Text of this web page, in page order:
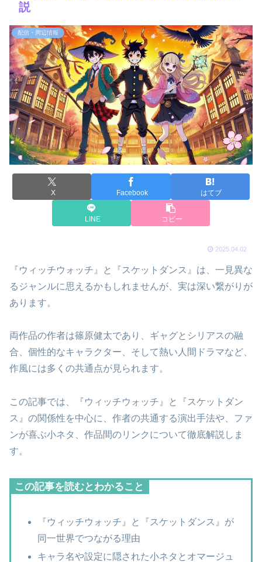
説
配信・周辺情報
X Facebook はてブ
LINE コピー
2025.04.02
『ウィッチウォッチ』と『スケットダンス』は、一見異な
るジャンルに思えるかもしれませんが、実は深い繋がりが
あります。
両作品の作者は篠原健太であり、ギャグとシリアスの融
合、個性的なキャラクター、そして熱い人間ドラマなど、
作風には多くの共通点が見られます。
この記事では、『ウィッチウォッチ』と『スケットダン
ス』の関係性を中心に、作者の共通する演出手法や、ファ
ンが喜ぶ小ネタ、作品間のリンクについて徹底解説しま
す。
この記事を読むとわかること
『ウィッチウォッチ』と『スケットダンス』が
同一世界でつながる理由
キャラ名や設定に隠された小ネタとオマージュ